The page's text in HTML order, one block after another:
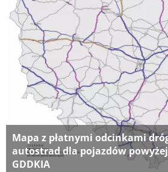
Mapa z płatnymi odcinkami
autostrad dla pojazdów
GDDKIA